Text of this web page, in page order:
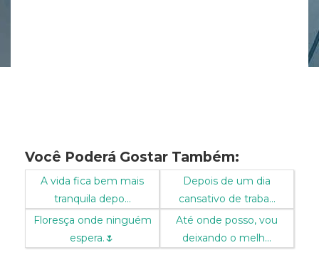
Você Poderá Gostar Também:
A vida fica bem mais
tranquila depo...
Depois de um dia
cansativo de traba...
Floresça onde ninguém
espera.🌷
Até onde posso, vou
deixando o melh...